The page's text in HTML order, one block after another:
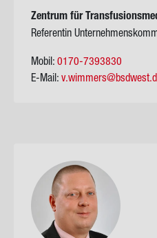
Zen­trum für
Referentin
Mobil: 0170-7393830
E-Mail: